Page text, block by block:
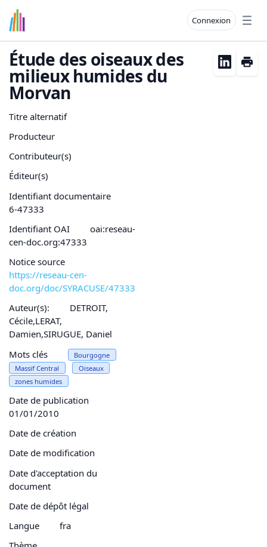
Connexion
Étude des oiseaux des
milieux humides du
Morvan
Titre alternatif
Producteur
Contributeur(s)
Éditeur(s)
Identifiant documentaire
6-47333
Identifiant OAI
oai:reseau-
cen-doc.org:47333
Notice source
https://reseau-cen-
doc.org/doc/SYRACUSE/47333
Auteur(s):
DETROIT,
Cécile,LERAT,
Damien,SIRUGUE, Daniel
Mots clés
Bourgogne
Massif Central
Oiseaux
zones humides
Date de publication
01/01/2010
Date de création
Date de modification
Date d'acceptation du
document
Date de dépôt légal
Langue
fra